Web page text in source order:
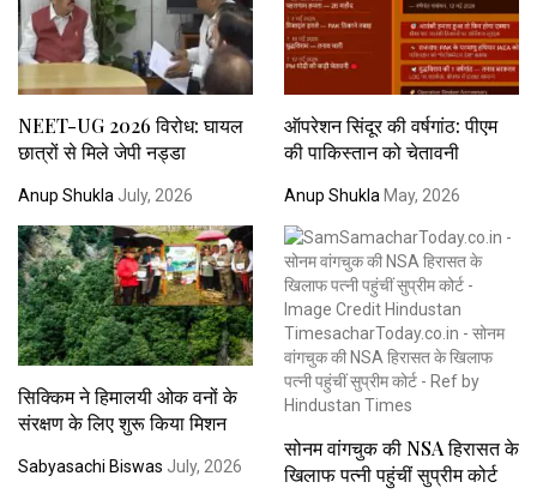
NEET-UG 2026 विरोध: घायल
छात्रों से मिले जेपी नड्डा
Anup Shukla July, 2026
ऑपरेशन सिंदूर की वर्षगांठ: पीएम
की पाकिस्तान को चेतावनी
Anup Shukla May, 2026
सिक्किम ने हिमालयी ओक वनों के
संरक्षण के लिए शुरू किया मिशन
Sabyasachi Biswas July, 2026
सोनम वांगचुक की NSA हिरासत के
खिलाफ पत्नी पहुंचीं सुप्रीम कोर्ट